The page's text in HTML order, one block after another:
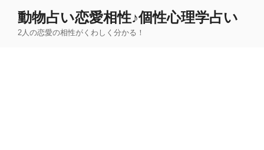
動物占い恋愛相性♪個性心理学占い
2人の恋愛の相性がくわしく分かる！